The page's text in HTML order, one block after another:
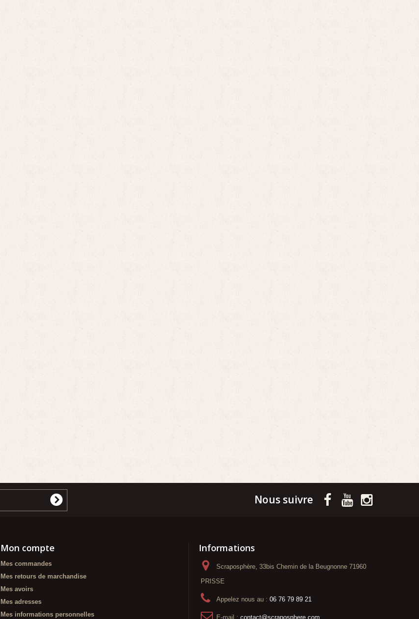
Nous suivre
Mon compte
Mes commandes
Mes retours de marchandise
Mes avoirs
Mes adresses
Mes informations personnelles
Informations
Scraposphère, 33bis Chemin de la Beugnonne 71960
PRISSE
Appelez nous au : 06 76 79 89 21
E-mail : contact@scraposphere.com